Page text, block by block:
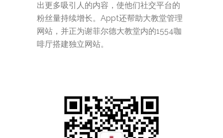
出更多吸引人的内容，使他们社交平台的
粉丝量持续增长。Appt还帮助大教堂管理
网站，并正为谢菲尔德大教堂内的1554咖
啡厅搭建独立网站。